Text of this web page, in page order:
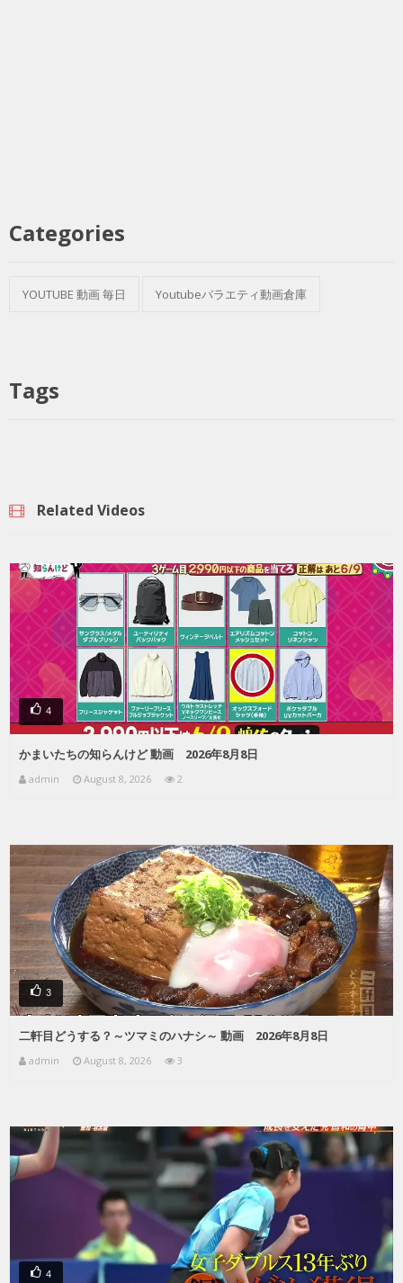
Categories
YOUTUBE 動画 毎日 Youtubeバラエティ動画倉庫
Tags
Related Videos
4
かまいたちの知らんけど 動画 2026年8月8日
admin August 8, 2026 2
3
二軒目どうする？～ツマミのハナシ～ 動画 2026年8月8日
admin August 8, 2026 3
4